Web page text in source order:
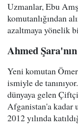
Uzmanlar, Ebu
komutanlığından
azaltmaya yönelik
Ahmed
Yeni komutan
ismiyle de
dünyaya gelen
Afganistan'a kadar
2012 yılında